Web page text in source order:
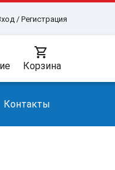
/ Регистрация
shopping_cart
Корзина
Контакты